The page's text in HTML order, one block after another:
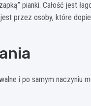
pianki. Całość jest
przez osoby, które
i po samym naczyniu